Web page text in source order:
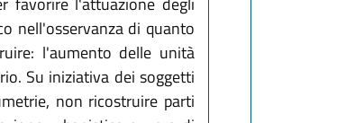
nell'osservanza di quanto
l'aumento delle unità
Su iniziativa dei soggetti
non ricostruire parti